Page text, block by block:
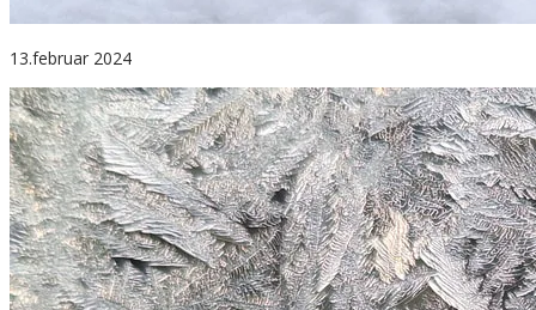
13.februar 2024